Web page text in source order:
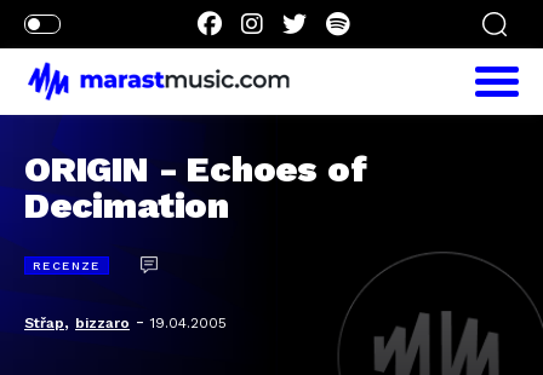
ORIGIN - Echoes of
Decimation
RECENZE
Střap, bizzaro -19.04.2005